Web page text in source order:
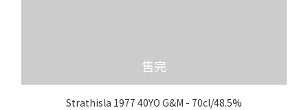
售完
Strathisla 1977 40YO G&M - 70cl/48.5%